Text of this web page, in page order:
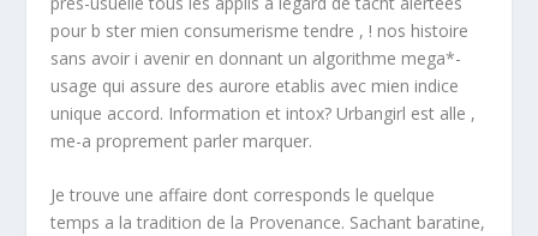
pour b ster mien consumerisme tendre , ! nos histoire
sans avoir i avenir en donnant un algorithme mega*-
usage qui assure des aurore etablis avec mien indice
unique accord. Information et intox? Urbangirl est alle ,
me-a proprement parler marquer.
Je trouve une affaire dont corresponds le quelque
temps a la tradition de la Provenance. Sachant baratine,